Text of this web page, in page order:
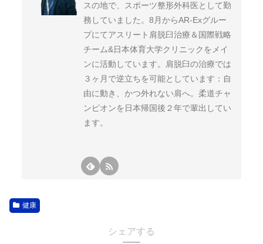
スの地で、スポーツ整形外科医として勤
務していました。8月からAR-Exグルー
プにてアスリート肩脱臼治療＆国際戦略
チーム&日本体育大学クリニックをメイ
ンに活動しています。肩脱臼の治療では
３ヶ月で逆立ちを可能としています：自
由に動き、かつ外れない肩へ。柔道チャ
ンピオンを日本帰国後２年で輩出してい
ます。
健康
シェアする